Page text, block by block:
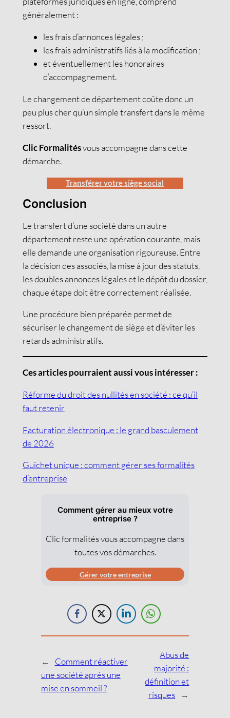
généralement :
les frais d’annonces légales ;
les frais administratifs liés à la modification ;
et éventuellement les honoraires
d’accompagnement.
Le changement de département coûte donc un
peu plus cher qu’un simple transfert dans le même
ressort.
Clic Formalitésvous accompagne dans cette
démarche.
Transférer votre siège social
Conclusion
Le transfert d’une société dans un autre
département reste une opération courante, mais
elle demande une organisation rigoureuse. Entre
la décision des associés, la mise à jour des statuts,
les doubles annonces légales et le dépôt du dossier,
chaque étape doit être correctement réalisée.
Une procédure bien préparée permet de
sécuriser le changement de siège et d’éviter les
retards administratifs.
Ces articles pourraient aussi vous intéresser :
Réforme du droit des nullités en société : ce qu’il
faut retenir
Facturation électronique : le grand basculement
de 2026
Guichet unique : comment gérer ses formalités
d’entreprise
Comment gérer au mieux votre
entreprise ?
Clic formalités vous accompagne dans
toutes vos démarches.
Gérer votre entreprise
←
Comment réactiver
une société après une
mise en sommeil ?
Abus de
majorité :
définition et
risques
→